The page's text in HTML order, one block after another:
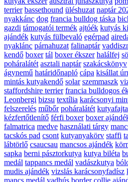
terrier bassethound üléshuzat naptár
nyakkánc dog francia bulldog táska
gazdi támogatói termék ajtóék kutyás
ajándék kutyás fülbevaló egérpad
nyaklánc párnahuzat falinaptár
kendő boxer tál boxer ékszer halálfej
poháralátét asztali naptár szakácskönyv
ágynemű határidőnapló cápa kisállat
mintás kutyakendő solar szemmaszk
staffordshire terrier francia bulldogos
Leonbergi bizsu textília karácsonyi
felszerelés műbőr poháralátét kutyafajta
kézfertőtlenítő férfi boxer boxer
falmatrica medve használati tárgy
tacskós pad csont kutyanyakörv staffi
lábtörlő csaucsau mancsos ajándék
sapka berni pásztorkutya kutya biléta
medál tappancs medál vadászkutya
mudis ajándék vizslás karácsonyfadísz
mancs medál vadhús border collie